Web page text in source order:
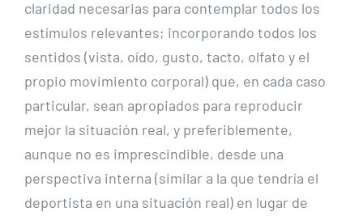
claridad necesarias para contemplar todos los
estímulos relevantes; incorporando todos los
sentidos (vista, oído, gusto, tacto, olfato y el
propio movimiento corporal) que, en cada caso
particular, sean apropiados para reproducir
mejor la situación real, y preferiblemente,
aunque no es imprescindible, desde una
perspectiva interna (similar a la que tendría el
deportista en una situación real) en lugar de